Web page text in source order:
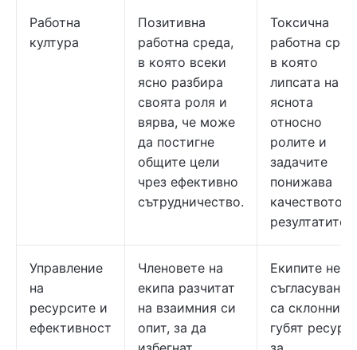
Работна
култура
Позитивна
работна среда,
в която всеки
ясно разбира
своята роля и
вярва, че може
да постигне
общите цели
чрез ефективно
сътрудничество.
Токсична
работна
в която
липсата на
яснота
относно
ролите и
задачите
понижава
качеството
резултатите
Управление
на
ресурсите и
ефективност
Членовете на
екипа разчитат
на взаимния си
опит, за да
Екипите не
съгласувани
са склонни
губят